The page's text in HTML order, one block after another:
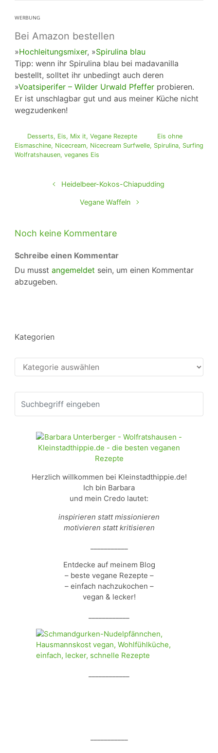
ᵂᴱᴿᴮᵁᴺᴳ
Bei Amazon bestellen
»Hochleitungsmixer, »Spirulina blau
Tipp: wenn ihr Spirulina blau bei madavanilla
bestellt, solltet ihr unbedingt auch deren
»Voatsiperifer – Wilder Urwald Pfeffer probieren.
Er ist unschlagbar gut und aus meiner Küche nicht
wegzudenken!
Desserts, Eis, Mix it, Vegane Rezepte
Eis ohne
Eismaschine, Nicecream, Nicecream Surfwelle, Spirulina, Surfing
Wolfratshausen, veganes Eis
Heidelbeer-Kokos-Chiapudding
Vegane Waffeln
Noch keine Kommentare
Schreibe einen Kommentar
Du musst angemeldet sein, um einen Kommentar
abzugeben.
Kategorien
Kategorien
Herzlich willkommen bei Kleinstadthippie.de!
Ich bin Barbara
und mein Credo lautet:
inspirieren statt missionieren
motivieren statt kritisieren
Entdecke auf meinem Blog
– beste vegane Rezepte –
– einfach nachzukochen –
vegan & lecker!